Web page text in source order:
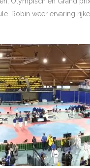
Robin weer ervaring